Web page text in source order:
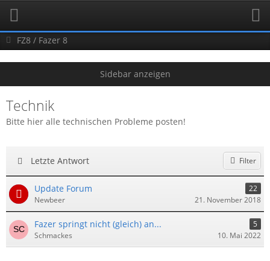
FZ8 / Fazer 8
Technik
Bitte hier alle technischen Probleme posten!
Letzte Antwort Filter
Update Forum
22
Newbeer
21. November 2018
Fazer springt nicht (gleich) an...
5
Schmackes
10. Mai 2022